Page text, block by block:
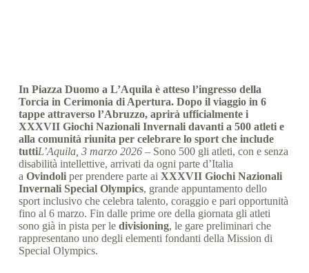
In Piazza Duomo a L’Aquila è atteso l’ingresso della
Torcia in Cerimonia di Apertura. Dopo il viaggio in 6
tappe attraverso l’Abruzzo, aprirà ufficialmente i
XXXVII Giochi Nazionali Invernali davanti a 500 atleti e
alla comunità riunita per celebrare lo sport che include
tuttiL’Aquila, 3 marzo 2026– Sono 500 gli atleti, con e senza
disabilità intellettive, arrivati da ogni parte d’Italia
a Ovindoliper prendere parte ai XXXVII Giochi Nazionali
Invernali Special Olympics, grande appuntamento dello
sport inclusivo che celebra talento, coraggio e pari opportunità
fino al 6 marzo. Fin dalle prime ore della giornata gli atleti
sono già in pista per le divisioning, le gare preliminari che
rappresentano uno degli elementi fondanti della Mission di
Special Olympics.